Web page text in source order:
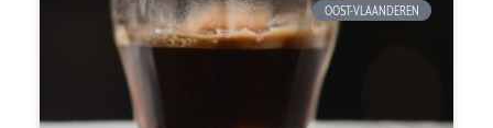
OOST-VLAANDEREN